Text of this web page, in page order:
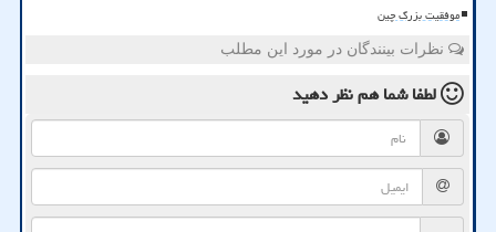
موفقیت بزرگ چین
نظرات بینندگان در مورد این مطلب
لطفا شما همنظر دهید